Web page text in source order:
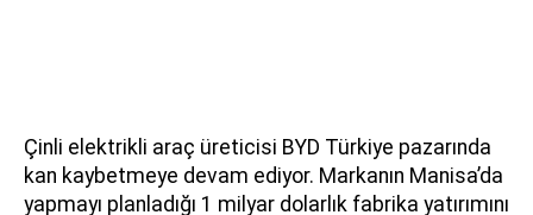
Çinli elektrikli araç üreticisi BYD Türkiye pazarında
kan kaybetmeye devam ediyor. Markanın Manisa’da
yapmayı planladığı 1 milyar dolarlık fabrika yatırımını